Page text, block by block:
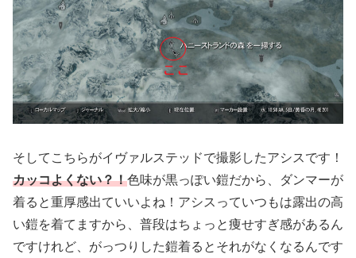
そしてこちらがイヴァルステッドで撮影したアシスです！
カッコよくない？！色味が黒っぽい鎧だから、ダンマーが
着ると重厚感出ていいよね！アシスっていつもは露出の高
い鎧を着てますから、普段はちょっと痩せすぎ感があるん
ですけれど、がっつりした鎧着るとそれがなくなるんです